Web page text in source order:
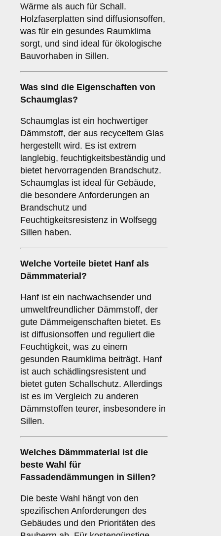
Wärme als auch für Schall.
Holzfaserplatten sind diffusionsoffen,
was für ein gesundes Raumklima
sorgt, und sind ideal für ökologische
Bauvorhaben in Sillen.
Was sind die Eigenschaften von
Schaumglas?
Schaumglas ist ein hochwertiger
Dämmstoff, der aus recyceltem Glas
hergestellt wird. Es ist extrem
langlebig, feuchtigkeitsbeständig und
bietet hervorragenden Brandschutz.
Schaumglas ist ideal für Gebäude,
die besondere Anforderungen an
Brandschutz und
Feuchtigkeitsresistenz in Wolfsegg
Sillen haben.
Welche Vorteile bietet Hanf als
Dämmmaterial?
Hanf ist ein nachwachsender und
umweltfreundlicher Dämmstoff, der
gute Dämmeigenschaften bietet. Es
ist diffusionsoffen und reguliert die
Feuchtigkeit, was zu einem
gesunden Raumklima beiträgt. Hanf
ist auch schädlingsresistent und
bietet guten Schallschutz. Allerdings
ist es im Vergleich zu anderen
Dämmstoffen teurer, insbesondere in
Sillen.
Welches Dämmmaterial ist die
beste Wahl für
Fassadendämmungen in Sillen?
Die beste Wahl hängt von den
spezifischen Anforderungen des
Gebäudes und den Prioritäten des